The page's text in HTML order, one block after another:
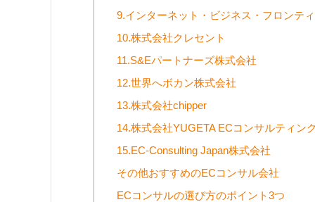
9.インターネット・ビジネス・フロンテ
10.株式会社クレセント
11.S&Eパートナーズ株式会社
12.世界へボカン株式会社
13.株式会社chipper
14.株式会社YUGETA ECコンサルティン
15.EC-Consulting Japan株式会社
その他おすすめのECコンサル会社
ECコンサルの選び方のポイント3つ